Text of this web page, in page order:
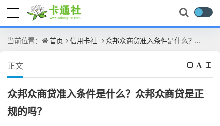
当前位置： 首页 信用卡社 众邦众商贷准入条件是什么？众邦众商贷是正规的吗？
正文
众邦众商贷准入条件是什么？众邦众商贷是正
规的吗？